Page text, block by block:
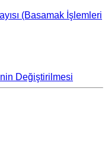
(Basamak İşlemleri
Değiştirilmesi